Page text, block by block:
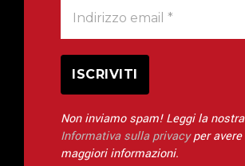
Non inviamo spam! Leggi la nostra
Informativa sulla privacyper avere
maggiori informazioni.